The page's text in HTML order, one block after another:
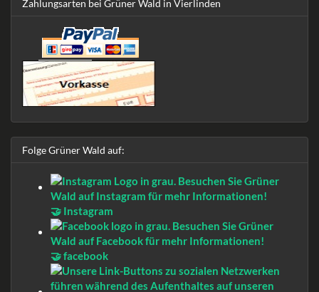
Zahlungsarten bei Grüner Wald in Vierlinden
Folge Grüner Wald auf:
🤝 Instagram
🤝 facebook